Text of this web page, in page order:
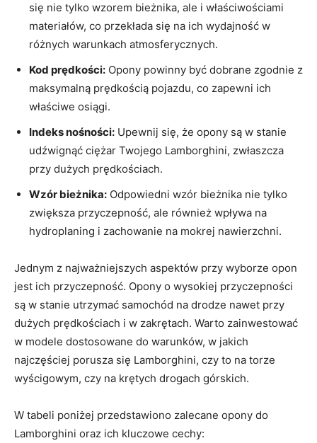
się nie tylko wzorem bieżnika, ale i właściwościami
materiałów, co przekłada się na ich wydajność w
różnych warunkach atmosferycznych.
Kod prędkości: Opony powinny być dobrane zgodnie z
maksymalną prędkością pojazdu, co zapewni ich
właściwe osiągi.
Indeks nośności: Upewnij się, że opony są w stanie
udźwignąć ciężar Twojego Lamborghini, zwłaszcza
przy dużych prędkościach.
Wzór bieżnika: Odpowiedni wzór bieżnika nie tylko
zwiększa przyczepność, ale również wpływa na
hydroplaning i zachowanie na mokrej nawierzchni.
Jednym z najważniejszych aspektów przy wyborze opon
jest ich przyczepność. Opony o wysokiej przyczepności
są w stanie utrzymać samochód na drodze nawet przy
dużych prędkościach i w zakrętach. Warto zainwestować
w modele dostosowane do warunków, w jakich
najczęściej porusza się Lamborghini, czy to na torze
wyścigowym, czy na krętych drogach górskich.
W tabeli poniżej przedstawiono zalecane opony do
Lamborghini oraz ich kluczowe cechy: